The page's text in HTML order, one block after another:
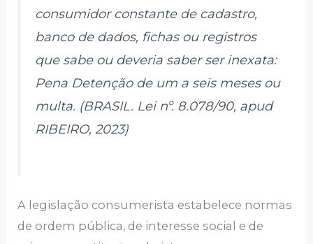
consumidor constante de cadastro,
banco de dados, fichas ou registros
que sabe ou deveria saber ser inexata:
Pena Detenção de um a seis meses ou
multa. (BRASIL. Lei nº. 8.078/90, apud
RIBEIRO, 2023)
A legislação consumerista estabelece normas
de ordem pública, de interesse social e de